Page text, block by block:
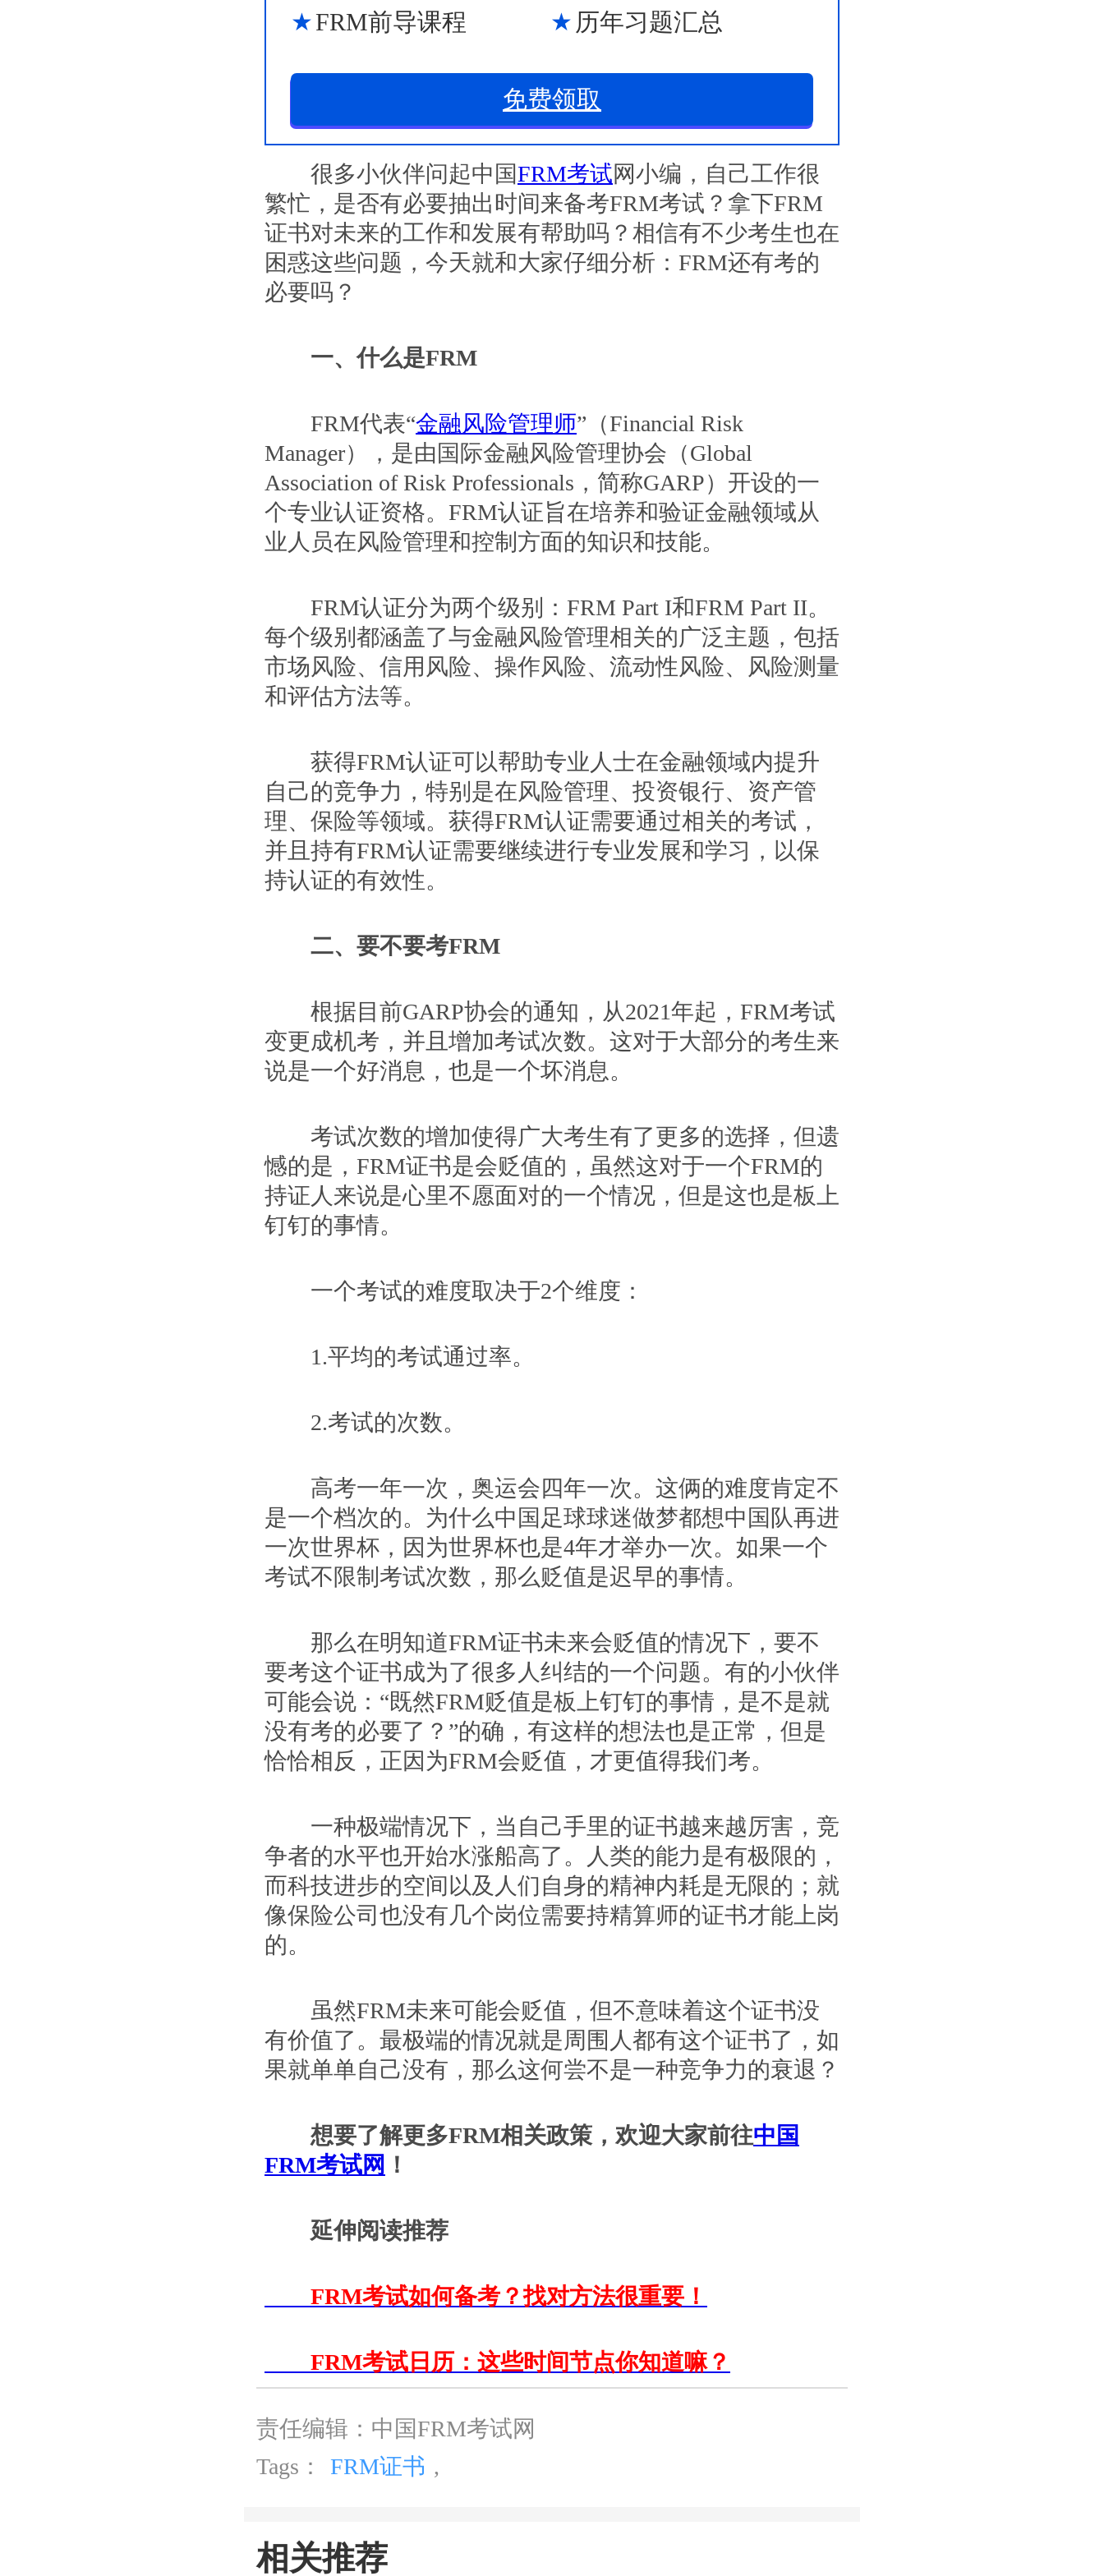
FRM前导课程 历年习题汇总
免费领取
很多小伙伴问起中国FRM考试网小编，自己工作很
繁忙，是否有必要抽出时间来备考FRM考试？拿下FRM
证书对未来的工作和发展有帮助吗？相信有不少考生也在
困惑这些问题，今天就和大家仔细分析：FRM还有考的
必要吗？
一、什么是FRM
FRM代表“金融风险管理师”（Financial Risk
Manager），是由国际金融风险管理协会（Global
Association of Risk Professionals，简称GARP）开设的一
个专业认证资格。FRM认证旨在培养和验证金融领域从
业人员在风险管理和控制方面的知识和技能。
FRM认证分为两个级别：FRM Part I和FRM Part II。
每个级别都涵盖了与金融风险管理相关的广泛主题，包括
市场风险、信用风险、操作风险、流动性风险、风险测量
和评估方法等。
获得FRM认证可以帮助专业人士在金融领域内提升
自己的竞争力，特别是在风险管理、投资银行、资产管
理、保险等领域。获得FRM认证需要通过相关的考试，
并且持有FRM认证需要继续进行专业发展和学习，以保
持认证的有效性。
二、要不要考FRM
根据目前GARP协会的通知，从2021年起，FRM考试
变更成机考，并且增加考试次数。这对于大部分的考生来
说是一个好消息，也是一个坏消息。
考试次数的增加使得广大考生有了更多的选择，但遗
憾的是，FRM证书是会贬值的，虽然这对于一个FRM的
持证人来说是心里不愿面对的一个情况，但是这也是板上
钉钉的事情。
一个考试的难度取决于2个维度：
1.平均的考试通过率。
2.考试的次数。
高考一年一次，奥运会四年一次。这俩的难度肯定不
是一个档次的。为什么中国足球球迷做梦都想中国队再进
一次世界杯，因为世界杯也是4年才举办一次。如果一个
考试不限制考试次数，那么贬值是迟早的事情。
那么在明知道FRM证书未来会贬值的情况下，要不
要考这个证书成为了很多人纠结的一个问题。有的小伙伴
可能会说：“既然FRM贬值是板上钉钉的事情，是不是就
没有考的必要了？”的确，有这样的想法也是正常，但是
恰恰相反，正因为FRM会贬值，才更值得我们考。
一种极端情况下，当自己手里的证书越来越厉害，竞
争者的水平也开始水涨船高了。人类的能力是有极限的，
而科技进步的空间以及人们自身的精神内耗是无限的；就
像保险公司也没有几个岗位需要持精算师的证书才能上岗
的。
虽然FRM未来可能会贬值，但不意味着这个证书没
有价值了。最极端的情况就是周围人都有这个证书了，如
果就单单自己没有，那么这何尝不是一种竞争力的衰退？
想要了解更多FRM相关政策，欢迎大家前往中国
FRM考试网 ！
延伸阅读推荐
FRM考试如何备考？找对方法很重要！
FRM考试日历：这些时间节点你知道嘛？
责任编辑：中国FRM考试网
Tags：
FRM证书 ,
相关推荐